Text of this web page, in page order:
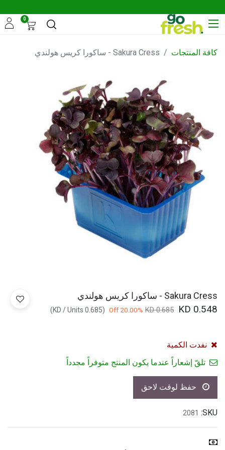
0
كافة المنتجات Sakura Cress - ساكورا كريس هولندي
Sakura Cress - ساكورا كريس هولندي
0.548
0.685
KD
20.00% Off
(
0.685
/Units
)
نفدت الكمية
تلقّ إشعاراً عندما يكون المنتج متوفراً مجدداً
SKU:
2081